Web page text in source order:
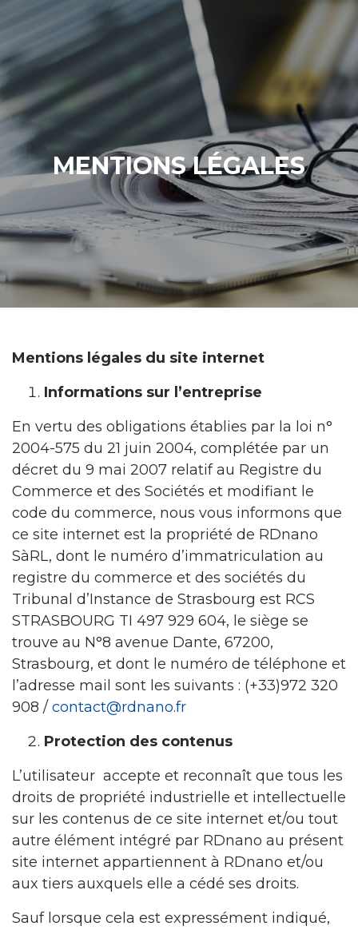
MENTIONS LÉGALES
Mentions légales du site internet
Informations sur l’entreprise
En vertu des obligations établies par la loi n°
2004-575 du 21 juin 2004, complétée par un
décret du 9 mai 2007 relatif au Registre du
Commerce et des Sociétés et modifiant le
code du commerce, nous vous informons que
ce site internet est la propriété de RDnano
SàRL, dont le numéro d’immatriculation au
registre du commerce et des sociétés du
Tribunal d’Instance de Strasbourg est RCS
STRASBOURG TI 497 929 604, le siège se
trouve au N°8 avenue Dante, 67200,
Strasbourg, et dont le numéro de téléphone et
l’adresse mail sont les suivants : (+33)972 320
908 / contact@rdnano.fr
Protection des contenus
L’utilisateur accepte et reconnaît que tous les
droits de propriété industrielle et intellectuelle
sur les contenus de ce site internet et/ou tout
autre élément intégré par RDnano au présent
site internet appartiennent à RDnano et/ou
aux tiers auxquels elle a cédé ses droits.
Sauf lorsque cela est expressément indiqué,